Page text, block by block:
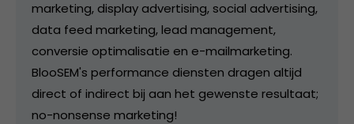
marketing, display advertising, social advertising,
data feed marketing, lead management,
conversie optimalisatie en e-mailmarketing.
BlooSEM's performance diensten dragen altijd
direct of indirect bij aan het gewenste resultaat;
no-nonsense marketing!